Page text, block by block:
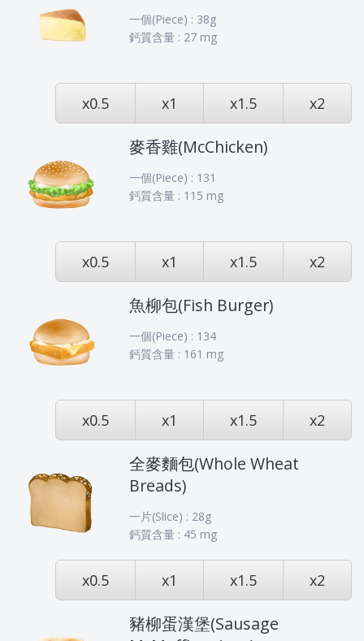
一個(Piece) : 38g
鈣質含量 : 27 mg
x0.5 x1 x1.5 x2
麥香雞(McChicken)
一個(Piece) : 131
鈣質含量 : 115 mg
x0.5 x1 x1.5 x2
魚柳包(Fish Burger)
一個(Piece) : 134
鈣質含量 : 161 mg
x0.5 x1 x1.5 x2
全麥麵包(Whole Wheat
Breads)
一片(Slice) : 28g
鈣質含量 : 45 mg
x0.5 x1 x1.5 x2
豬柳蛋漢堡(Sausage